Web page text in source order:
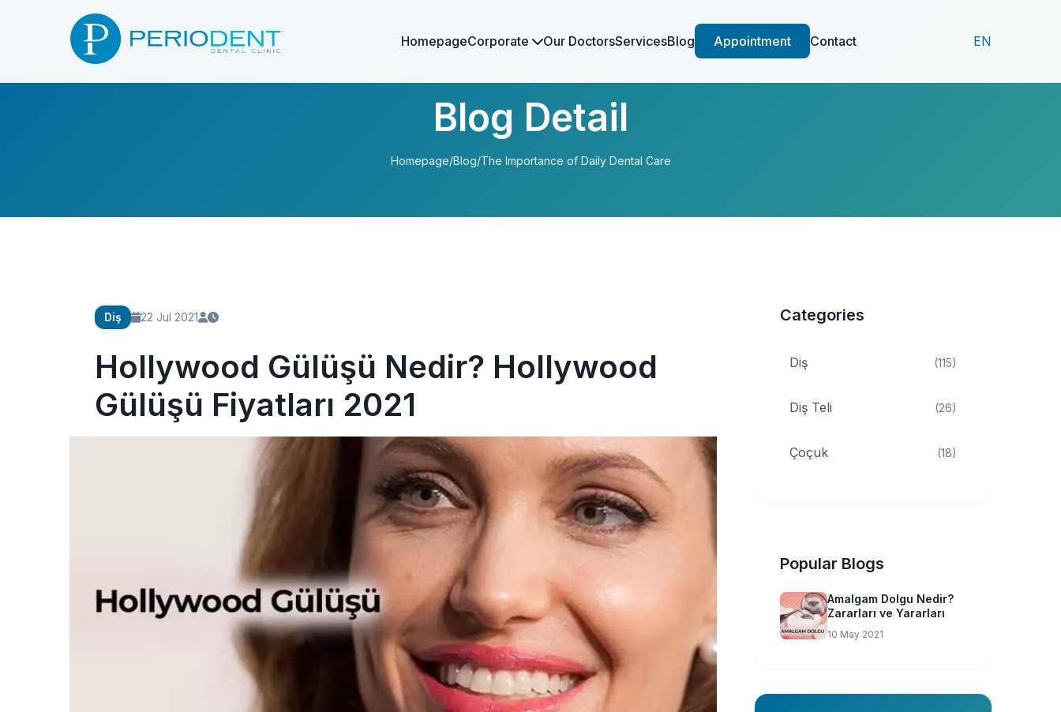
HomepageCorporate Our DoctorsServicesBlog Appointment Contact EN
Blog Detail
Homepage/Blog/The Importance of Daily Dental Care
Diş 22 Jul 2021
Hollywood Gülüşü Nedir? Hollywood
Gülüşü Fiyatları 2021
Categories
Diş (115)
Diş Teli (26)
Çoçuk (18)
Popular Blogs
Amalgam Dolgu Nedir?
Zararları ve Yararları
10 May 2021